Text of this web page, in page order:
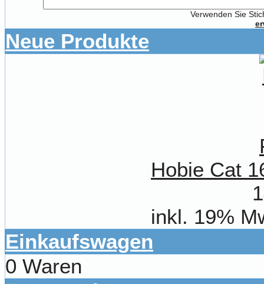
Verwenden Sie
Neue Produkte
Hobie Cat
inkl. 19%
Einkaufswagen
0 Waren